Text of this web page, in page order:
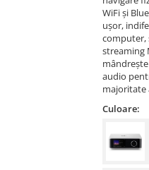
WiFi și
ușor,
computer,
streaming
audio
majoritate
Culoare: